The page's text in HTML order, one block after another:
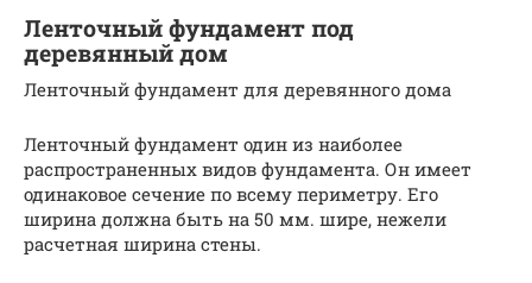
Ленточный фундамент под
деревянный дом
Ленточный фундамент для деревянного дома
Ленточный фундамент один из наиболее
распространенных видов фундамента. Он имеет
одинаковое сечение по всему периметру. Его
ширина должна быть на 50 мм. шире, нежели
расчетная ширина стены.